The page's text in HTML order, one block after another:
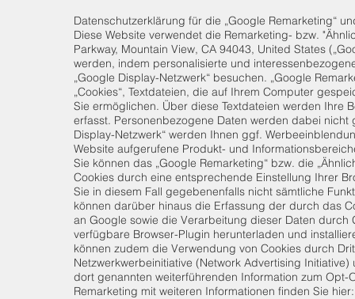
Datenschutzerklärung für die „Google Remarketing“
Diese Website verwendet die Remarketing- bzw.
Parkway, Mountain View, CA 94043, United States
werden, indem personalisierte und
„Google Display-Netzwerk“ besuchen. „Google
„Cookies“, Textdateien, die auf Ihrem Computer
Sie ermöglichen. Über diese Textdateien werden Ihre
erfasst. Personenbezogene Daten werden dabei
Display-Netzwerk“ werden Ihnen ggf.
Website aufgerufene Produkt- und
Sie können das „Google Remarketing“ bzw. die
Cookies durch eine entsprechende Einstellung Ihrer
Sie in diesem Fall gegebenenfalls nicht sämtliche
können darüber hinaus die Erfassung der durch das
an Google sowie die Verarbeitung dieser Daten
verfügbare Browser-Plugin herunterladen und
können zudem die Verwendung von Cookies durch
Netzwerkwerbeinitiative (Network Advertising
dort genannten weiterführenden Information zum
Remarketing mit weiteren Informationen finden Sie